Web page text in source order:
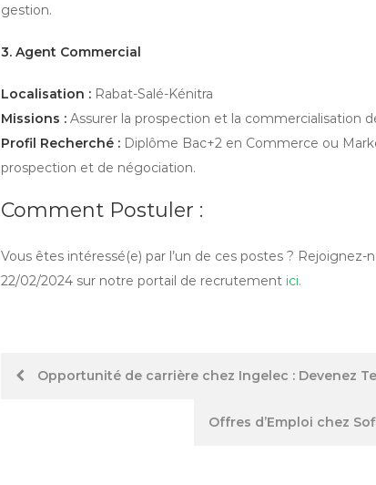
gestion.
3. Agent Commercial
Localisation : Rabat-Salé-Kénitra
Missions : Assurer la prospection et la commercialisation
Profil Recherché : Diplôme Bac+2 en Commerce ou
prospection et de négociation.
Comment Postuler :
Vous êtes intéressé(e) par l’un de ces postes ?
22/02/2024 sur notre portail de recrutement ici.
PostOpportunité de carrière chez Ingelec : Devenez
Offres d’Emploi chez